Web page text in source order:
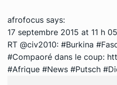
afrofocus says:
17 septembre 2015 at 11 h
RT @civ2010: #Burkina
#Compaoré dans le coup:
#Afrique #News #Putsch